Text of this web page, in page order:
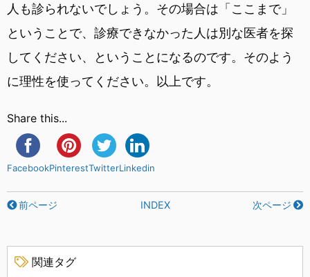
人も診られないでしょう。その場合は「ここまで」
ということで、診療できなかった人は別な医者を探
してください、ということになるのです。そのよう
に理性を使ってください。以上です。
Share this...
FacebookPinterestTwitterLinkedin
前ページ INDEX 次ページ
関連タグ